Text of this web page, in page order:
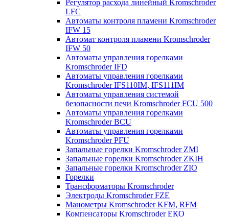
Регулятор расхода линейный Kromschroder
LFC
Автоматы контроля пламени Kromschroder
IFW 15
Автомат контроля пламени Kromschroder
IFW 50
Автоматы управления горелками
Kromschroder IFD
Автоматы управления горелками
Kromschroder IFS110IM, IFS111IM
Автоматы управления системой
безопасности печи Kromschroder FCU 500
Автоматы управления горелками
Kromschroder BCU
Автоматы управления горелками
Kromschroder PFU
Запальные горелки Kromschroder ZМI
Запальные горелки Kromschroder ZKIH
Запальные горелки Kromschroder ZIO
Горелки
Трансформаторы Kromschroder
Электроды Kromschroder FZE
Манометры Kromschroder KFM, RFM
Компенсаторы Kromschroder ЕКО